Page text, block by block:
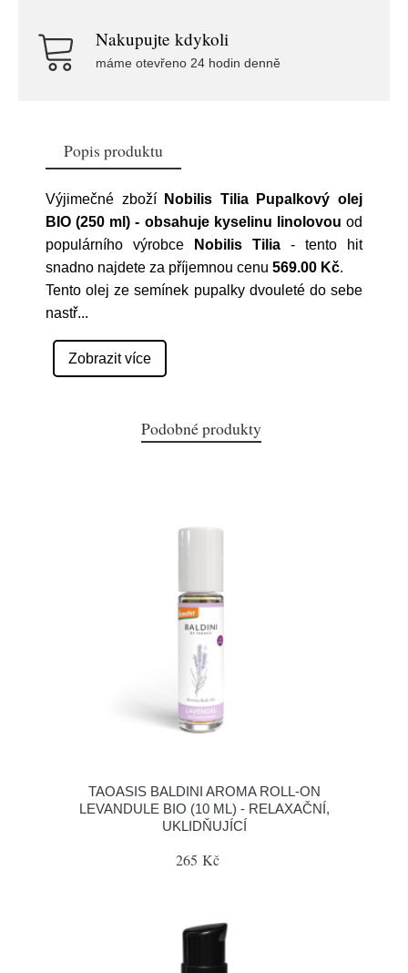
Nakupujte kdykoli
máme otevřeno 24 hodin denně
Popis produktu
Výjimečné zboží
Nobilis Tilia Pupalkový olej
BIO (250 ml) - obsahuje kyselinu linolovou od
populárního výrobce
Nobilis Tilia - tento hit
snadno najdete za příjemnou cenu 569.00 Kč.
Tento olej ze semínek pupalky dvouleté do sebe
nastř...
Zobrazit více
Podobné produkty
TAOASIS BALDINI AROMA ROLL-ON
LEVANDULE BIO (10 ML) - RELAXAČNÍ,
UKLIDŇUJÍCÍ
265 Kč